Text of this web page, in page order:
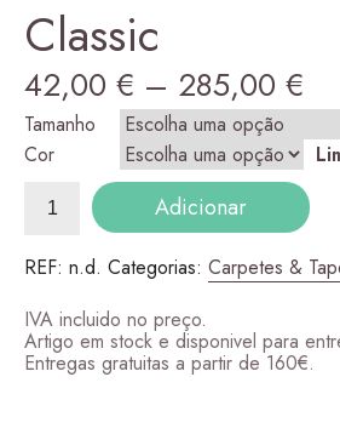
Classic
42,00 € – 285,00 €
Tamanho
Cor
Quantidade
Adicionar
REF: n.d. Categorias: Carpetes &
IVA incluido no preço.
Artigo em stock e disponivel para
Entregas gratuitas a partir de 160€.